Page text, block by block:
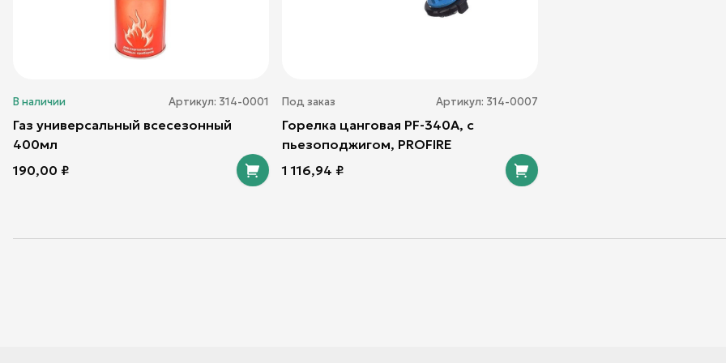
В наличии Артикул: 314-0001
Газ универсальный всесезонный
400мл
190,00 ₽
Под заказ Артикул: 314-0007
Горелка цанговая PF-340A, с
пьезоподжигом, PROFIRE
1 116,94 ₽